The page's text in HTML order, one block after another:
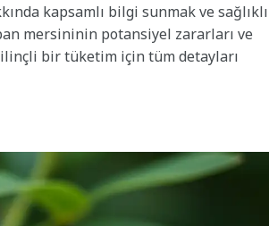
kapsamlı bilgi sunmak ve sağlıklı
mersininin potansiyel zararları ve
bir tüketim için tüm detayları